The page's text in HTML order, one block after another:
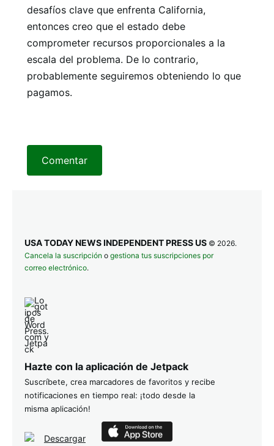
desafíos clave que enfrenta California,
entonces creo que el estado debe
comprometer recursos proporcionales a la
escala del problema. De lo contrario,
probablemente seguiremos obteniendo lo que
pagamos.
Comentar
USA TODAY NEWS INDEPENDENT PRESS US © 2026.
Cancela la suscripción o gestiona tus suscripciones por
correo electrónico.
Hazte con la aplicación de Jetpack
Suscríbete, crea marcadores de favoritos y recibe
notificaciones en tiempo real: ¡todo desde la
misma aplicación!